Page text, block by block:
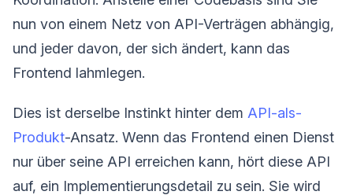
nun von einem Netz von API-Verträgen abhängig,
und jeder davon, der sich ändert, kann das
Frontend lahmlegen.
Dies ist derselbe Instinkt hinter dem API-als-
Produkt-Ansatz. Wenn das Frontend einen Dienst
nur über seine API erreichen kann, hört diese API
auf, ein Implementierungsdetail zu sein. Sie wird